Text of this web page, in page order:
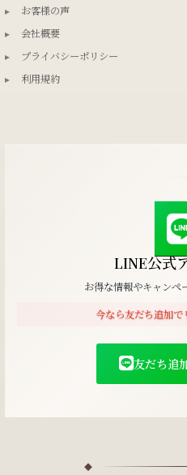
▸
お客様の声
▸
会社概要
▸
プライバシーポリシー
▸
利用規約
LINE公式
お得な情報やキャンペ
今なら友だち追加
友だち追